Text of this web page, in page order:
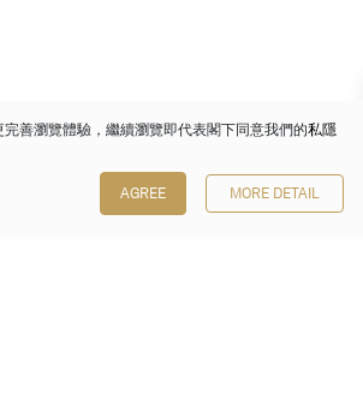
善瀏覽體驗，繼續瀏覽即代表閣下同意我們的私隱
AGREE MORE DETAIL